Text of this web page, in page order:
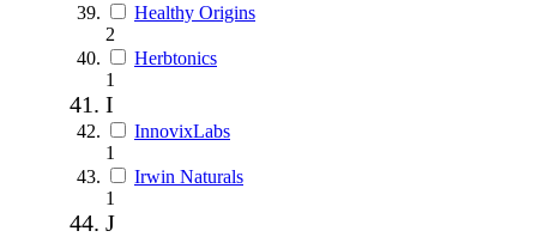
Healthy Origins
2
Herbtonics
1
I
InnovixLabs
1
Irwin Naturals
1
J